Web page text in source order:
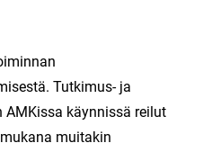
Tutkimus- ja
käynnissä reilut
muitakin